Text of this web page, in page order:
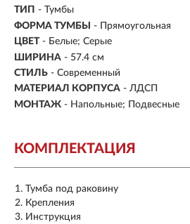
ТИП - Тумбы
ФОРМА ТУМБЫ
- Прямоугольная
ЦВЕТ - Белые; Серые
ШИРИНА - 57.4 см
СТИЛЬ - Современный
МАТЕРИАЛ КОРПУСА - ЛДСП
МОНТАЖ - Напольные; Подвесные
КОМПЛЕКТАЦИЯ
Тумба под раковину
Крепления
Инструкция